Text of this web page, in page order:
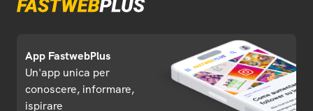
App FastwebPlus
Un'app unica per
conoscere, informare,
ispirare